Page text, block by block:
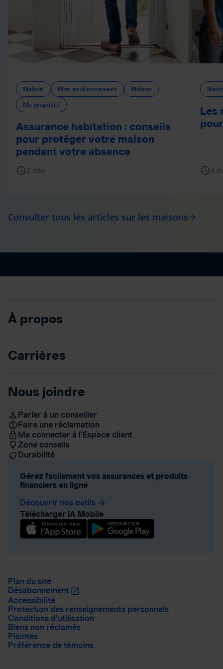
Maison Mon environnement
Maison
Ma propriété
Assurance habitation : conseils
pour protéger votre maison
pendant votre absence
schedule2 min
Les
schedule4
Consulter tous les articles sur les maisons arrow_forward
À propos
Carrières
Nous joindre
Parler à un conseiller
Faire une réclamation
Me connecter à l’Espace client
Zone conseils
Durabilité
Gérez facilement vos assurances et produits
financiers en ligne
Découvrir nos outils arrow_forward
Télécharger iA Mobile
Plan du site
Désabonnement
Accessibilité
Protection des renseignements personnels
Conditions d’utilisation
Biens non réclamés
Plaintes
Préférence de témoins